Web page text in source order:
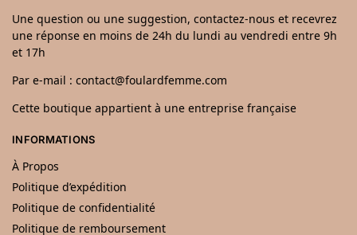
Une question ou une suggestion, contactez-nous et recevrez
une réponse en moins de 24h du lundi au vendredi entre 9h
et 17h
Par e-mail : contact@foulardfemme.com
Cette boutique appartient à une entreprise française
INFORMATIONS
À Propos
Politique d’expédition
Politique de confidentialité
Politique de remboursement